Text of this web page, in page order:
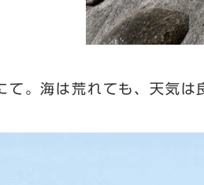
て。海は荒れても、天気は